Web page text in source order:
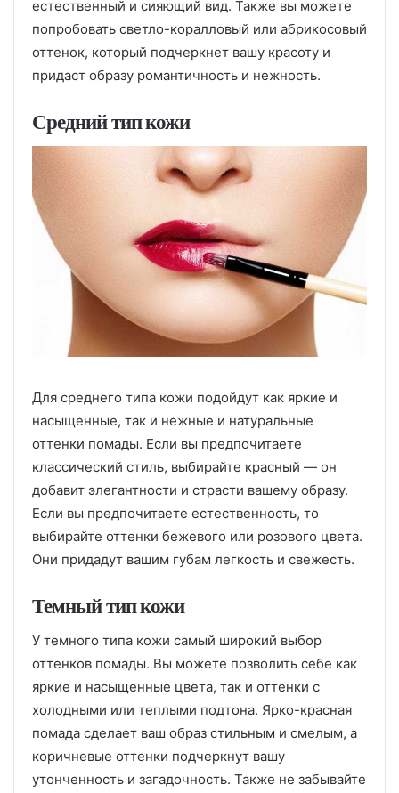
естественный и сияющий вид. Также вы можете
попробовать светло-коралловый или абрикосовый
оттенок, который подчеркнет вашу красоту и
придаст образу романтичность и нежность.
Средний тип кожи
Для среднего типа кожи подойдут как яркие и
насыщенные, так и нежные и натуральные
оттенки помады. Если вы предпочитаете
классический стиль, выбирайте красный — он
добавит элегантности и страсти вашему образу.
Если вы предпочитаете естественность, то
выбирайте оттенки бежевого или розового цвета.
Они придадут вашим губам легкость и свежесть.
Темный тип кожи
У темного типа кожи самый широкий выбор
оттенков помады. Вы можете позволить себе как
яркие и насыщенные цвета, так и оттенки с
холодными или теплыми подтона. Ярко-красная
помада сделает ваш образ стильным и смелым, а
коричневые оттенки подчеркнут вашу
утонченность и загадочность. Также не забывайте